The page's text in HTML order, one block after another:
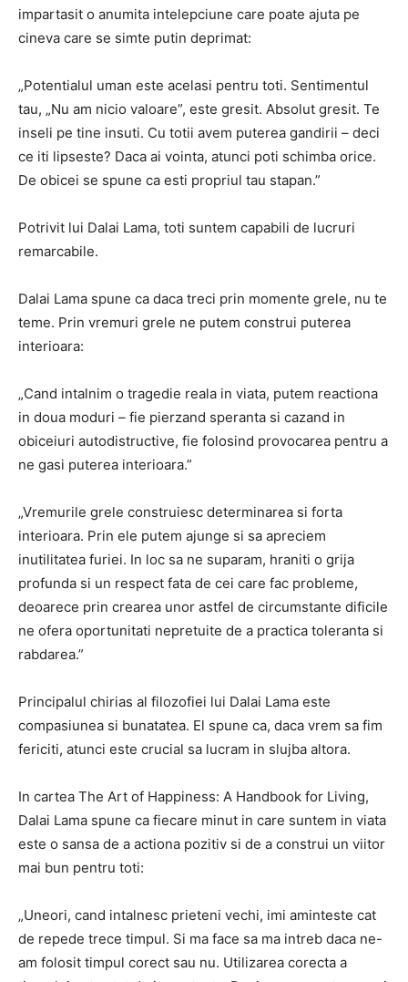
impartasit o anumita intelepciune care poate ajuta pe
cineva care se simte putin deprimat:
„Potentialul uman este acelasi pentru toti. Sentimentul
tau, „Nu am nicio valoare”, este gresit. Absolut gresit. Te
inseli pe tine insuti. Cu totii avem puterea gandirii – deci
ce iti lipseste? Daca ai vointa, atunci poti schimba orice.
De obicei se spune ca esti propriul tau stapan.”
Potrivit lui Dalai Lama, toti suntem capabili de lucruri
remarcabile.
Dalai Lama spune ca daca treci prin momente grele, nu te
teme. Prin vremuri grele ne putem construi puterea
interioara:
„Cand intalnim o tragedie reala in viata, putem reactiona
in doua moduri – fie pierzand speranta si cazand in
obiceiuri autodistructive, fie folosind provocarea pentru a
ne gasi puterea interioara.”
„Vremurile grele construiesc determinarea si forta
interioara. Prin ele putem ajunge si sa apreciem
inutilitatea furiei. In loc sa ne suparam, hraniti o grija
profunda si un respect fata de cei care fac probleme,
deoarece prin crearea unor astfel de circumstante dificile
ne ofera oportunitati nepretuite de a practica toleranta si
rabdarea.”
Principalul chirias al filozofiei lui Dalai Lama este
compasiunea si bunatatea. El spune ca, daca vrem sa fim
fericiti, atunci este crucial sa lucram in slujba altora.
In cartea The Art of Happiness: A Handbook for Living,
Dalai Lama spune ca fiecare minut in care suntem in viata
este o sansa de a actiona pozitiv si de a construi un viitor
mai bun pentru toti:
„Uneori, cand intalnesc prieteni vechi, imi aminteste cat
de repede trece timpul. Si ma face sa ma intreb daca ne-
am folosit timpul corect sau nu. Utilizarea corecta a